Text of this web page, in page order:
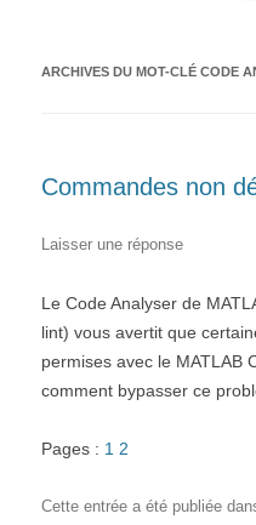
ARCHIVES DU MOT-CLÉ CODE
Commandes non
Laisser une réponse
Le Code Analyser de
lint) vous avertit que
permises avec le MATLAB
comment bypasser ce
Pages : 1 2
Cette entrée a été publiée